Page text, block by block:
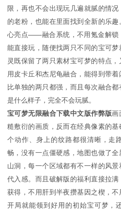
限，再也不会出现玩几遍就腻的情
的老粉，也能在里面找到全新的乐
心亮点——融合系统，不用氪金解锁
能直接玩，随便找两只不同的宝可
灵既保留了两只素材宝可梦的特点
用皮卡丘和杰尼龟融合，能得到带
比单独的两只都强，而且每次融合
是什么样子，完全不会玩腻。
宝可梦无限融合下载中文版作弊版画
糙敷衍的画质，反而在经典像素的
个动作、身上的纹路都很清晰，走
畅，没有一点僵硬感，地图也做了全
山洞，每一个区域都有不一样的风
代入感。而且破解版的福利直接拉
获得，不用肝到半夜攒基因之楔，
开局就能领到好用的初始宝可梦，